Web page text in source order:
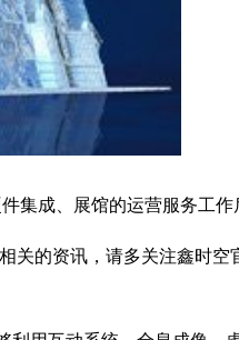
集成、展馆的运营服务工作
的资讯，请多关注鑫时空